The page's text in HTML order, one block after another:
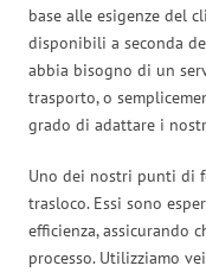
base alle esigenze del
disponibili a seconda
abbia bisogno di un
trasporto, o
grado di adattare i
Uno dei nostri punti di
trasloco. Essi sono
efficienza, assicurando
processo. Utilizziamo